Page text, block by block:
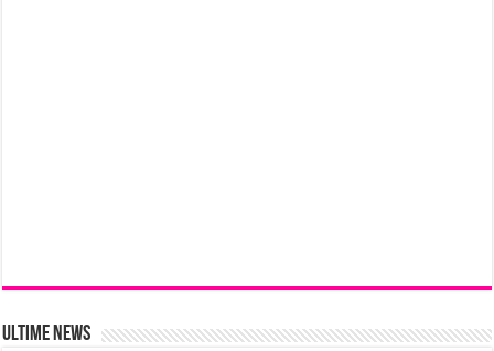
Ultime News